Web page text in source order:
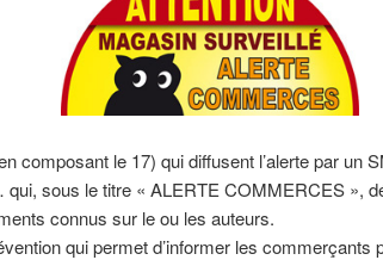
composant le 17) qui diffusent l’alerte par un
sous le titre « ALERTE COMMERCES »,
connus sur le ou les auteurs.
qui permet d’informer les commerçants